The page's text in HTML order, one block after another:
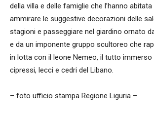
della villa e delle famiglie che l’hanno
ammirare le suggestive decorazioni delle
stagioni e passeggiare nel giardino ornato
e da un imponente gruppo scultoreo che
in lotta con il leone Nemeo, il tutto immerso
cipressi, lecci e cedri del Libano.
– foto ufficio stampa Regione Liguria –